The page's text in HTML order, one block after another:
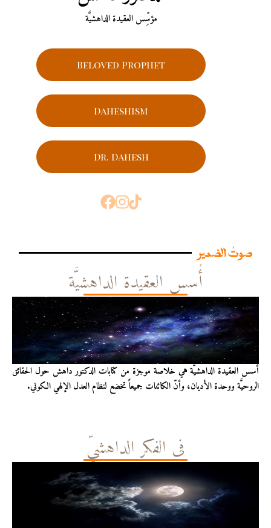
مؤسِّس العقيدة الداهشيَّة
Beloved Prophet
Daheshism
Dr. Dahesh
صوتُ الضمير
أُسس العقيدة الداهشيَّة
أُسس العقيدة الداهشيّة هي خلاصة موجزة من كتابات الدكتور داهش حول الحقائق
الروحيَّة ووحدة الأديان، وأنّ الكائنات جميعاً تخضع لنظام العدل الإلهي الكوني.
في الفكر الداهشيّ